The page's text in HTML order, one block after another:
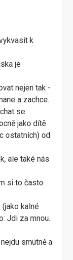
k
je
nejen tak -
a zachce.
se
jako dítě
ostatních) od
ale také nás
si to často
kalné
Jdi za mnou.
smutně a